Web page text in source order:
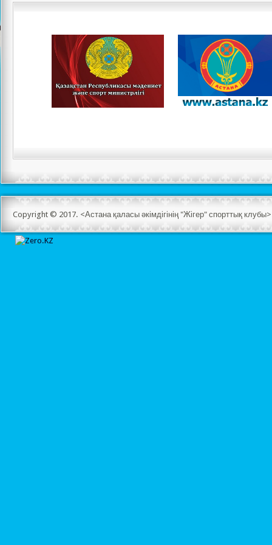
Copyright © 2017. <Астана қаласы әкімдігінің "Жігер" спорттық